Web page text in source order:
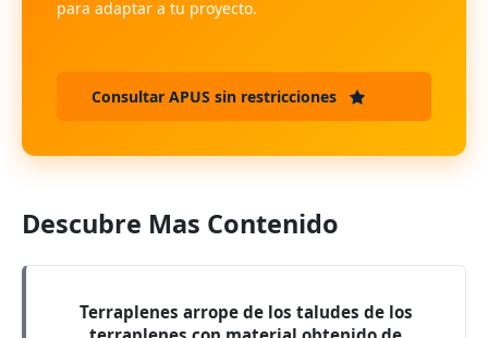
para adaptar a tu proyecto.
Consultar APUS sin restricciones
Descubre Mas Contenido
Terraplenes arrope de los taludes de los